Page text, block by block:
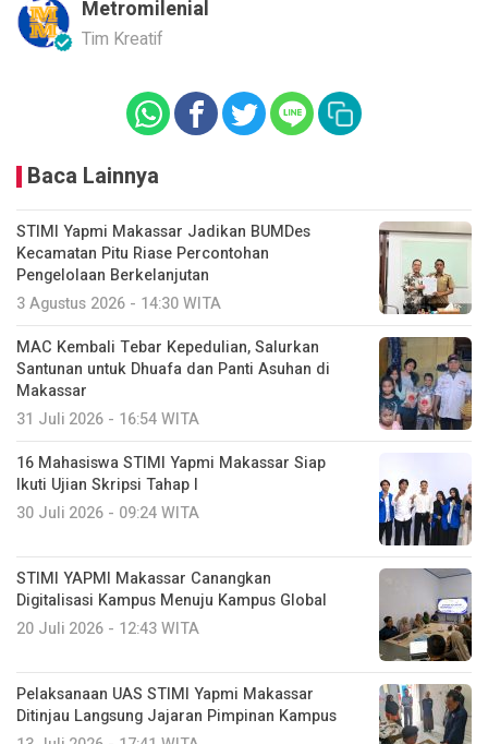
Metromilenial
Tim Kreatif
Baca Lainnya
STIMI Yapmi Makassar Jadikan BUMDes
Kecamatan Pitu Riase Percontohan
Pengelolaan Berkelanjutan
3 Agustus 2026 - 14:30 WITA
MAC Kembali Tebar Kepedulian, Salurkan
Santunan untuk Dhuafa dan Panti Asuhan di
Makassar
31 Juli 2026 - 16:54 WITA
16 Mahasiswa STIMI Yapmi Makassar Siap
Ikuti Ujian Skripsi Tahap I
30 Juli 2026 - 09:24 WITA
STIMI YAPMI Makassar Canangkan
Digitalisasi Kampus Menuju Kampus Global
20 Juli 2026 - 12:43 WITA
Pelaksanaan UAS STIMI Yapmi Makassar
Ditinjau Langsung Jajaran Pimpinan Kampus